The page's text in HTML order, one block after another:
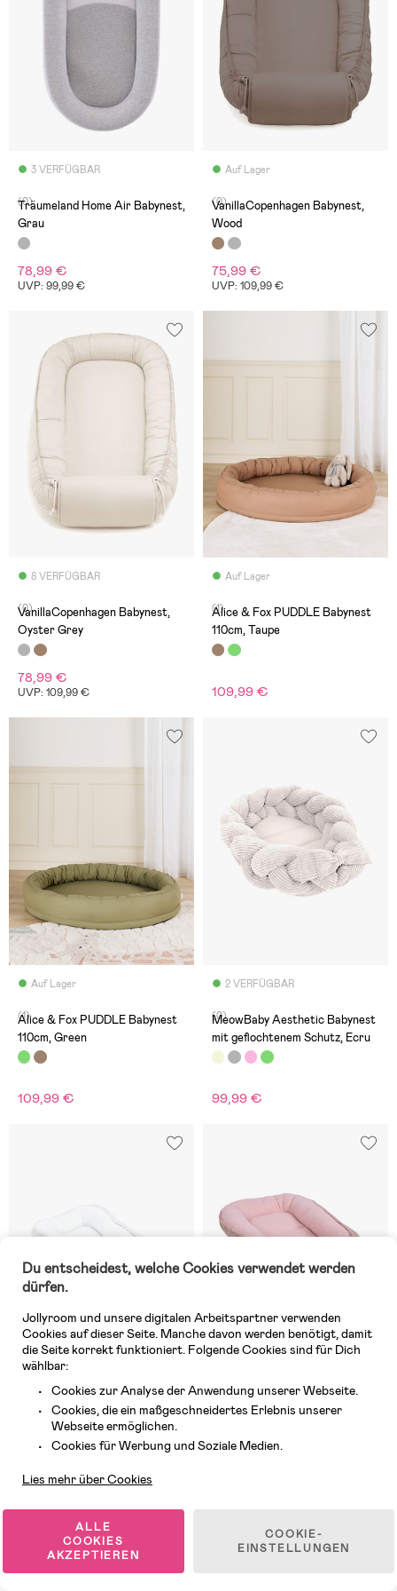
3 VERFÜGBAR
(0)
Träumeland Home Air Babynest,
Grau
78,99 €
UVP: 99,99 €
Auf Lager
(0)
VanillaCopenhagen Babynest,
Wood
75,99 €
UVP: 109,99 €
8 VERFÜGBAR
(0)
VanillaCopenhagen Babynest,
Oyster Grey
78,99 €
UVP: 109,99 €
Auf Lager
(1)
Alice & Fox PUDDLE Babynest
110cm, Taupe
109,99 €
Auf Lager
(1)
Alice & Fox PUDDLE Babynest
110cm, Green
109,99 €
2 VERFÜGBAR
(0)
MeowBaby Aesthetic Babynest
mit geflochtenem Schutz, Ecru
99,99 €
1 VERFÜGBAR
MeowBaby Bearly Babynest,
Offwhite
89,99 €
1 VERFÜGBAR
Powder Pink
Superpreis
Du entscheidest, welche Cookies verwendet werden
dürfen.
Jollyroom und unsere digitalen Arbeitspartner verwenden
Cookies auf dieser Seite. Manche davon werden benötigt, damit
die Seite korrekt funktioniert. Folgende Cookies sind für Dich
wählbar:
Cookies zur Analyse der Anwendung unserer Webseite.
Cookies, die ein maßgeschneidertes Erlebnis unserer
Webseite ermöglichen.
Cookies für Werbung und Soziale Medien.
Lies mehr über Cookies
ALLE
COOKIES
AKZEPTIEREN
COOKIE-
EINSTELLUNGEN